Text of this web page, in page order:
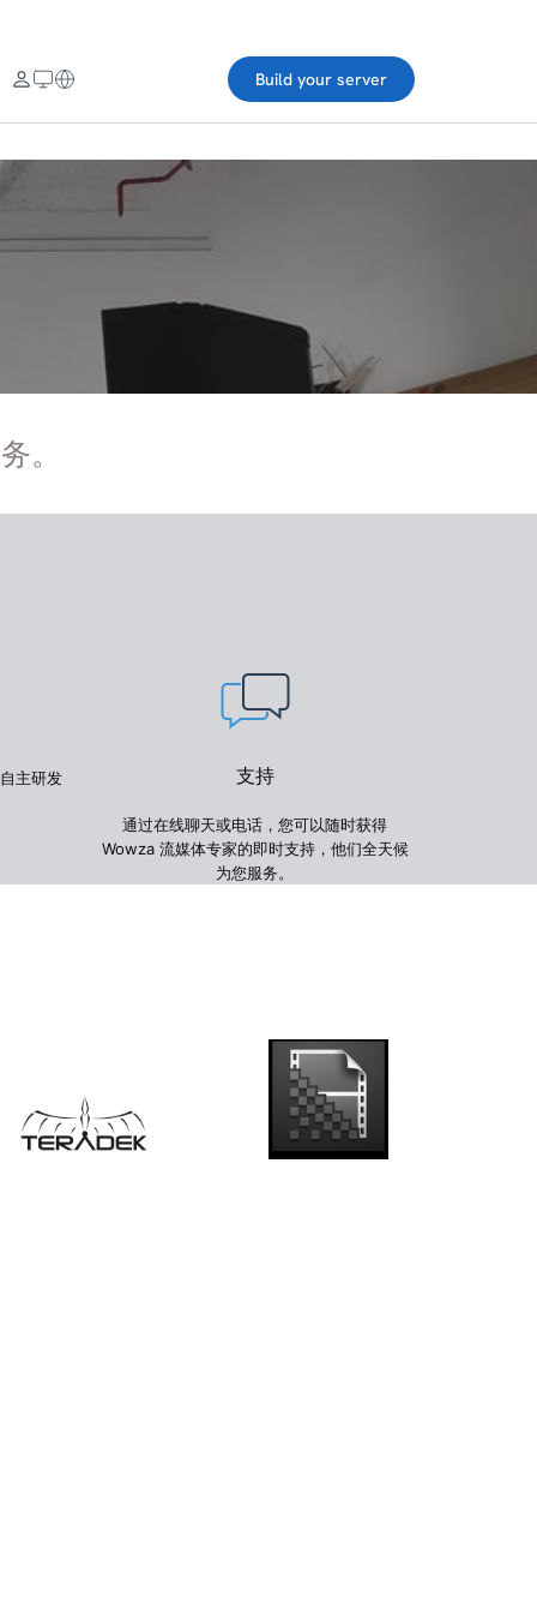
Build your server
。
主研发
支持
通过在线聊天或电话，您可以随时获得
Wowza 流媒体专家的即时支持，他们全天候
为您服务。